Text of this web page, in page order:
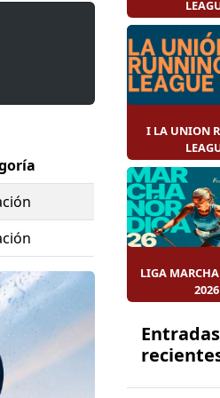
de San
Murcia
la 3ª
(Gran
de
I LA UNION
LIGA
2026
Entradas